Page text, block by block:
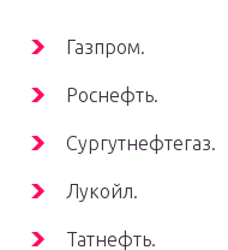
Газпром.
Роснефть.
Сургутнефтегаз.
Лукойл.
Татнефть.